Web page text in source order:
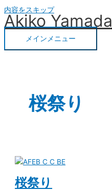
内容をスキップ
Akiko Yamada
メインメニュー
桜祭り
桜祭り